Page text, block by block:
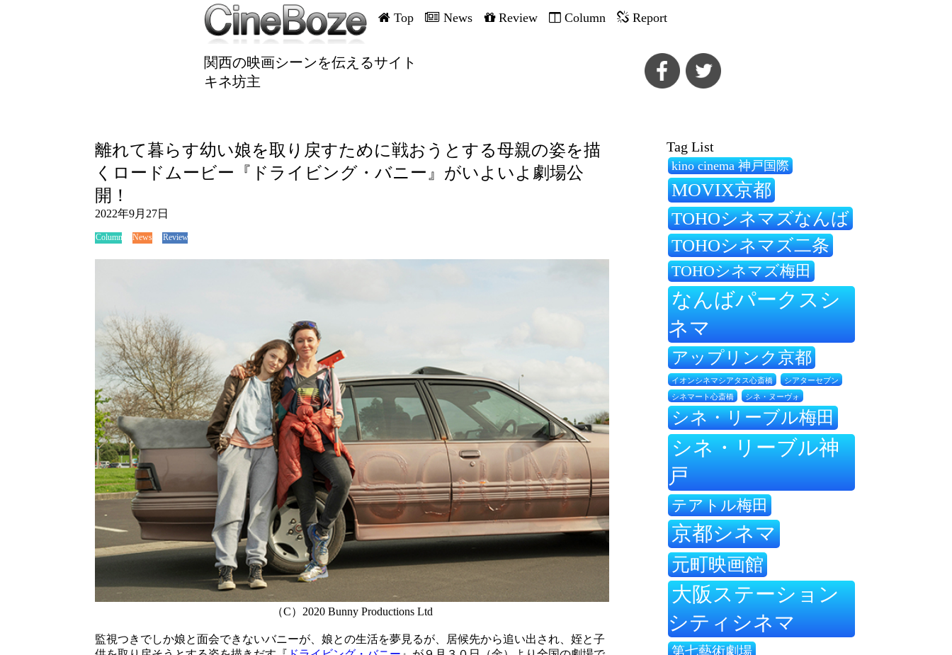
Top News Review Column Report
関西の映画シーンを伝えるサイト
キネ坊主
離れて暮らす幼い娘を取り戻すために戦おうとする母親の姿を描
くロードムービー『ドライビング・バニー』がいよいよ劇場公
開！
2022年9月27日
Column News Review
（C）2020 Bunny Productions Ltd
監視つきでしか娘と面会できないバニーが、娘との生活を夢見るが、居候先から追い出され、姪と子
Tag List
kino cinema 神戸国際
MOVIX京都
TOHOシネマズなんば
TOHOシネマズ二条
TOHOシネマズ梅田
なんばパークスシ
ネマ
アップリンク京都
イオンシネマシアタス心斎橋 シアターセブン
シネマート心斎橋 シネ・ヌーヴォ
シネ・リーブル梅田
シネ・リーブル神
戸
テアトル梅田
京都シネマ
元町映画館
大阪ステーション
シティシネマ
第七藝術劇場